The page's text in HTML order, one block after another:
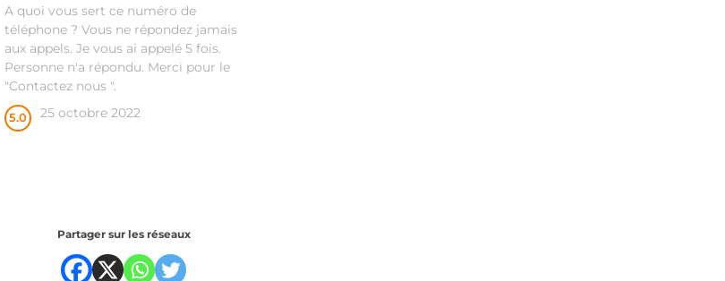
A quoi vous sert ce numéro de
téléphone ? Vous ne répondez jamais
aux appels. Je vous ai appelé 5 fois.
Personne n'a répondu. Merci pour le
"Contactez nous ".
5.0 25 octobre 2022
Partager sur les réseaux